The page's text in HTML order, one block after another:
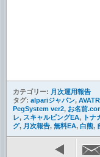
カテゴリー: 月次運用報告
タグ: alpariジャパン,
PegSystem ver2, お名前
レ, スキャルピングEA, トナ
グ, 月次報告, 無料EA, 白熊,